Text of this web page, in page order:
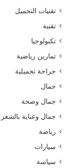
تقنيات التجميل
تقنية
تكنولوجيا
تمارين رياضية
جراحة تجميلية
جمال
جمال وصحة
جمال وعناية بالشعر
رياضة
سيارات
سياسة